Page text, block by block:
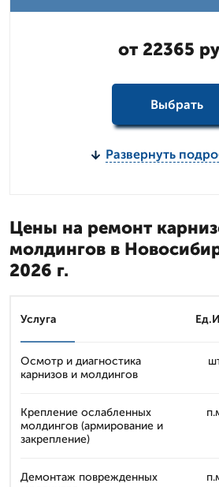
от 22365
Выбрать
Развернуть
Цены на ремонт
молдингов в
2026 г.
Услуга
Осмотр и диагностика
карнизов и молдингов
Крепление ослабленных
молдингов (армирование и
закрепление)
Демонтаж поврежденных